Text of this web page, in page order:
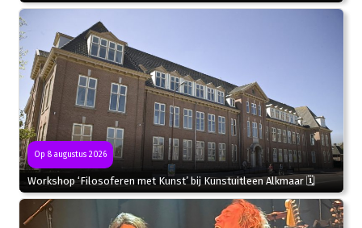
Op 8 augustus 2026
Workshop ‘Filosoferen met Kunst’ bij Kunstuitleen Alkmaar 🗓